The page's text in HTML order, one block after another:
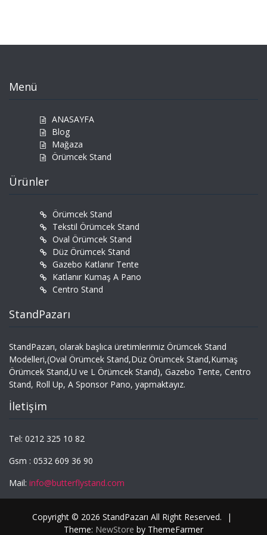
Menü
ANASAYFA
Blog
Mağaza
Örümcek Stand
Ürünler
Örümcek Stand
Tekstil Örümcek Stand
Oval Örümcek Stand
Düz Örümcek Stand
Gazebo Katlanır Tente
Katlanır Kumaş A Pano
Centro Stand
StandPazarı
StandPazarı, olarak başlıca üretimlerimiz Örümcek Stand
Modelleri,(Oval Örümcek Stand,Düz Örümcek Stand,Kumaş
Örümcek Stand,U ve L Örümcek Stand), Gazebo Tente, Centro
Stand, Roll Up, A Sponsor Pano, yapmaktayız.
İletişim
Tel: 0212 325 10 82
Gsm : 0532 609 36 90
Mail: info@butterflystand.com
Copyright © 2026 StandPazarı All Right Reserved.
|
Theme: NewStore by ThemeFarmer